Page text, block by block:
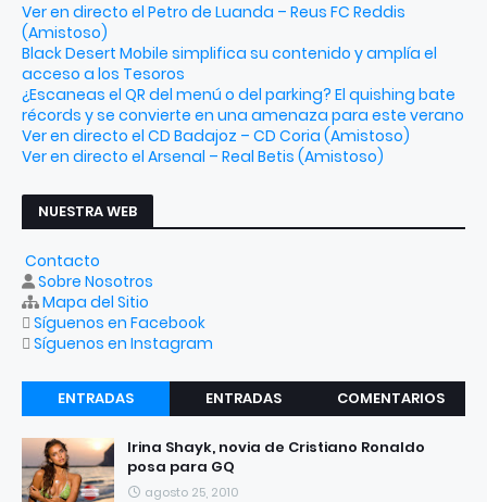
Ver en directo el Petro de Luanda – Reus FC Reddis
(Amistoso)
Black Desert Mobile simplifica su contenido y amplía el
acceso a los Tesoros
¿Escaneas el QR del menú o del parking? El quishing bate
récords y se convierte en una amenaza para este verano
Ver en directo el CD Badajoz – CD Coria (Amistoso)
Ver en directo el Arsenal – Real Betis (Amistoso)
NUESTRA WEB
Contacto
Sobre Nosotros
Mapa del Sitio
Síguenos en Facebook
Síguenos en Instagram
ENTRADAS
RECIENTES
ENTRADAS
COMENTARIOS
Irina Shayk, novia de Cristiano Ronaldo
posa para GQ
agosto 25, 2010